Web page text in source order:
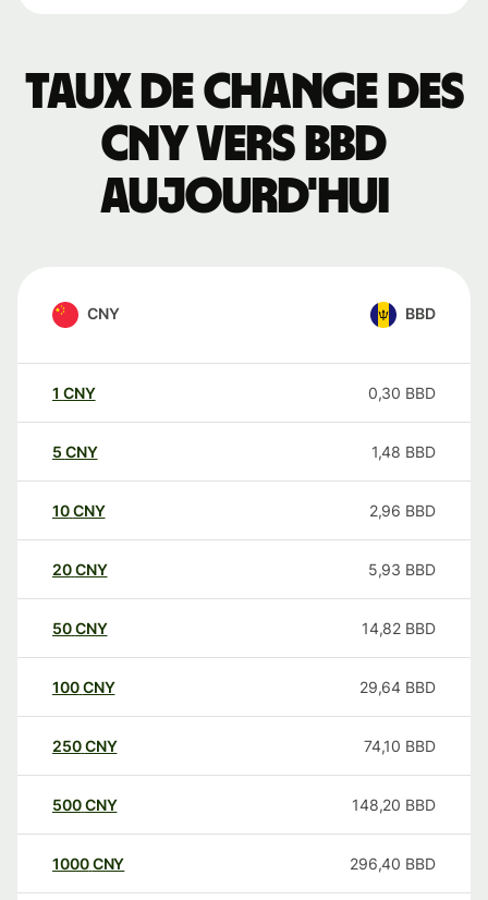
Taux de change des
CNY vers BBD
aujourd'hui
CNY BBD
1 CNY 0,30 BBD
5 CNY 1,48 BBD
10CNY 2,96 BBD
20CNY 5,93 BBD
50CNY 14,82 BBD
100CNY 29,64 BBD
250CNY 74,10 BBD
500CNY 148,20 BBD
1000CNY 296,40 BBD